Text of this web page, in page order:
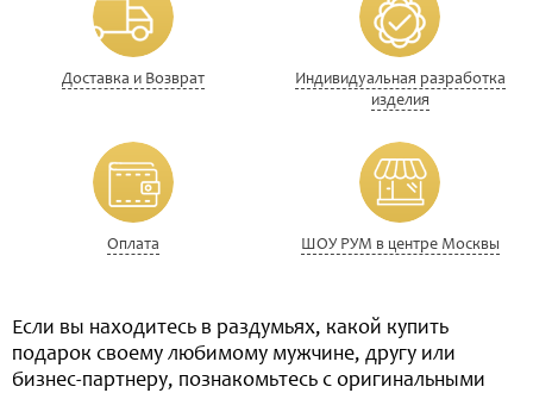
Доставка и Возврат
Индивидуальная разработка
изделия
Оплата ШОУ РУМ в центре Москвы
Если вы находитесь в раздумьях, какой купить
подарок своему любимому мужчине, другу или
бизнес-партнеру, познакомьтесь с оригинальными